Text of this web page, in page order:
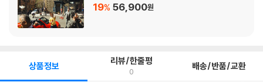
19% 56,900원
상품정보 리뷰/한줄평
0 배송/반품/교환